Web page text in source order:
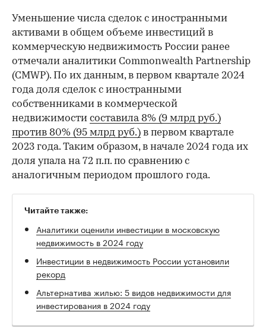
Уменьшение числа сделок с иностранными
активами в общем объеме инвестиций в
коммерческую недвижимость России ранее
отмечали аналитики Commonwealth Partnership
(CMWP). По их данным, в первом квартале 2024
года доля сделок с иностранными
собственниками в коммерческой
недвижимости составила 8% (9 млрд руб.)
против 80% (95 млрд руб.) в первом квартале
2023 года. Таким образом, в начале 2024 года их
доля упала на 72 п.п. по сравнению с
аналогичным периодом прошлого года.
Читайте также:
Аналитики оценили инвестиции в московскую
недвижимость в 2024 году
Инвестиции в недвижимость России установили
рекорд
Альтернатива жилью: 5 видов недвижимости для
инвестирования в 2024 году